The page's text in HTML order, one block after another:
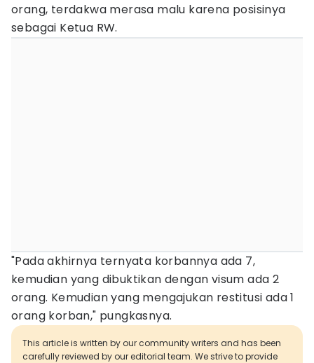
orang, terdakwa merasa malu karena posisinya
sebagai Ketua RW.
"Pada akhirnya ternyata korbannya ada 7,
kemudian yang dibuktikan dengan visum ada 2
orang. Kemudian yang mengajukan restitusi ada 1
orang korban," pungkasnya.
This article is written by our community writers and has been
carefully reviewed by our editorial team. We strive to provide